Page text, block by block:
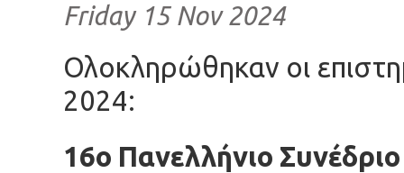
Friday 15 Nov 2024
Ολοκληρώθηκαν οι
2024:
16ο Πανελλήνιο